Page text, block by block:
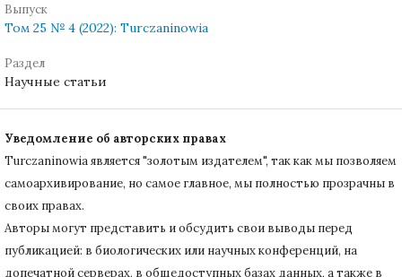
Выпуск
Том 25 № 4 (2022): Turczaninowia
Раздел
Научные статьи
Уведомление об авторских правах
Turczaninowiа является "золотым издателем", так как мы позволяем
самоархивирование, но самое главное, мы полностью прозрачны в
своих правах.
Авторы могут представить и обсудить свои выводы перед
публикацией: в биологических или научных конференций, на
допечатной серверах, в общедоступных базах данных, а также в